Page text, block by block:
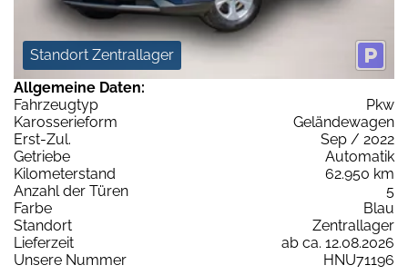
Standort Zentrallager
Allgemeine Daten:
Fahrzeugtyp
Pkw
Karosserieform
Geländewagen
Erst-Zul.
Sep / 2022
Getriebe
Automatik
Kilometerstand
62.950 km
Anzahl der Türen
5
Farbe
Blau
Standort
Zentrallager
Lieferzeit
ab ca. 12.08.2026
Unsere Nummer
HNU71196